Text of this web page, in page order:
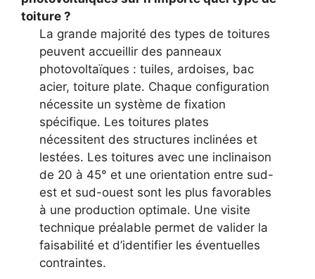
toiture ?
La grande majorité des types de toitures
peuvent accueillir des panneaux
photovoltaïques : tuiles, ardoises, bac
acier, toiture plate. Chaque configuration
nécessite un système de fixation
spécifique. Les toitures plates
nécessitent des structures inclinées et
lestées. Les toitures avec une inclinaison
de 20 à 45° et une orientation entre sud-
est et sud-ouest sont les plus favorables
à une production optimale. Une visite
technique préalable permet de valider la
faisabilité et d’identifier les éventuelles
contraintes.